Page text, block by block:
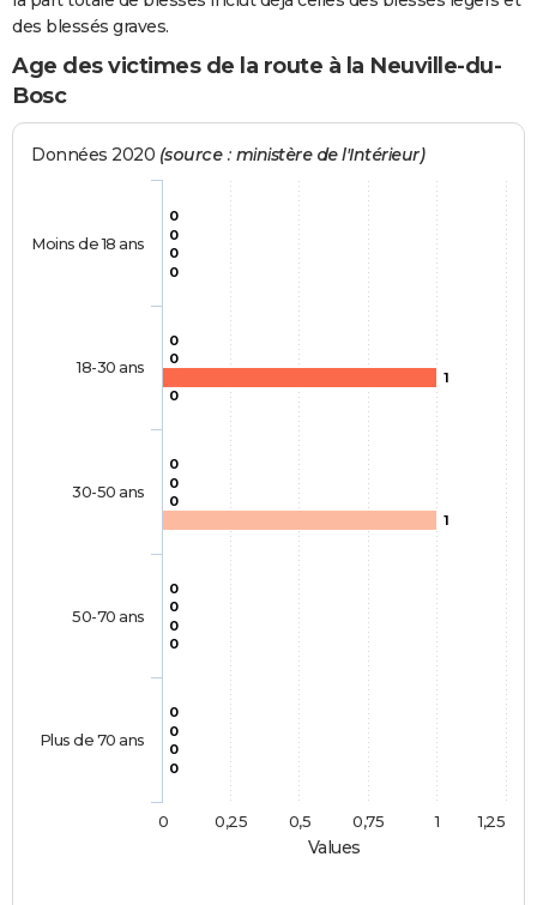
des blessés graves.
Age des victimes de la route à la Neuville-du-
Bosc
Values
Données 2020 (source : ministère de l'Intérieur)
0
0
0
0
0
0
0
0
0
0
0
1
0
0
0
0
0
1
0
0
Moins de 18 ans
18-30 ans
30-50 ans
50-70 ans
Plus de 70 ans
0 1
0,25 0,5 0,75 1,25